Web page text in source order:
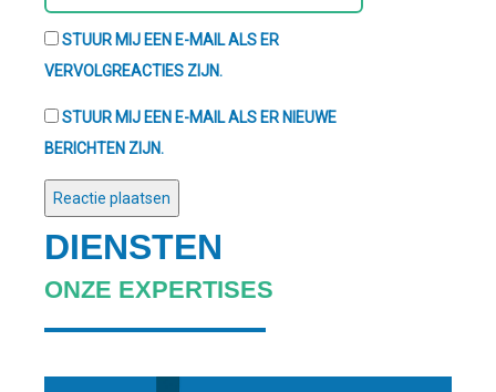
STUUR MIJ EEN E-MAIL ALS ER
VERVOLGREACTIES ZIJN.
STUUR MIJ EEN E-MAIL ALS ER NIEUWE
BERICHTEN ZIJN.
DIENSTEN
ONZE EXPERTISES